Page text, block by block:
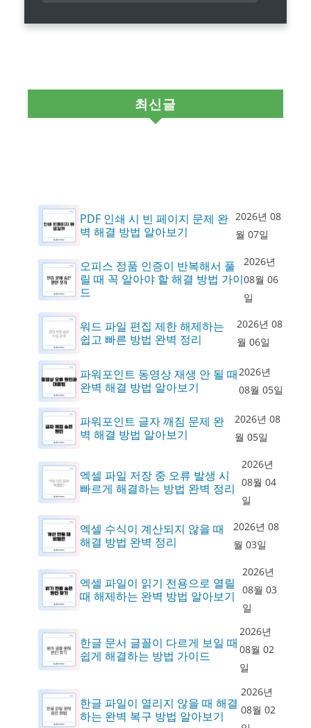
최신글
PDF 인쇄 시 빈 페이지 문제 완
벽 해결 방법 알아보기
2026년 08
월 07일
오피스 정품 인증이 반복해서 풀
릴 때 꼭 알아야 할 해결 방법 가이
드
2026년
08월 06
일
워드 파일 편집 제한 해제하는
쉽고 빠른 방법 완벽 정리
2026년 08
월 06일
파워포인트 동영상 재생 안 될 때
완벽 해결 방법 알아보기
2026년
08월 05일
파워포인트 글자 깨짐 문제 완
벽 해결 방법 알아보기
2026년 08
월 05일
엑셀 파일 저장 중 오류 발생 시
빠르게 해결하는 방법 완벽 정리
2026년
08월 04
일
엑셀 수식이 계산되지 않을 때
해결 방법 완벽 정리
2026년 08
월 03일
엑셀 파일이 읽기 전용으로 열릴
때 해제하는 완벽 방법 알아보기
2026년
08월 03
일
한글 문서 글꼴이 다르게 보일 때
쉽게 해결하는 방법 가이드
2026년
08월 02
일
한글 파일이 열리지 않을 때 해결
하는 완벽 복구 방법 알아보기
2026년
08월 02